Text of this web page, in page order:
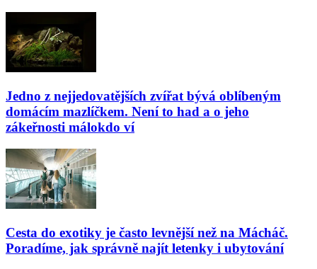
Jedno z nejjedovatějších zvířat bývá oblíbeným
domácím mazlíčkem. Není to had a o jeho
zákeřnosti málokdo ví
Cesta do exotiky je často levnější než na Mácháč.
Poradíme, jak správně najít letenky i ubytování